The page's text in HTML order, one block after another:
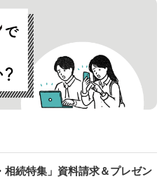
続特集」資料請求＆プレゼン